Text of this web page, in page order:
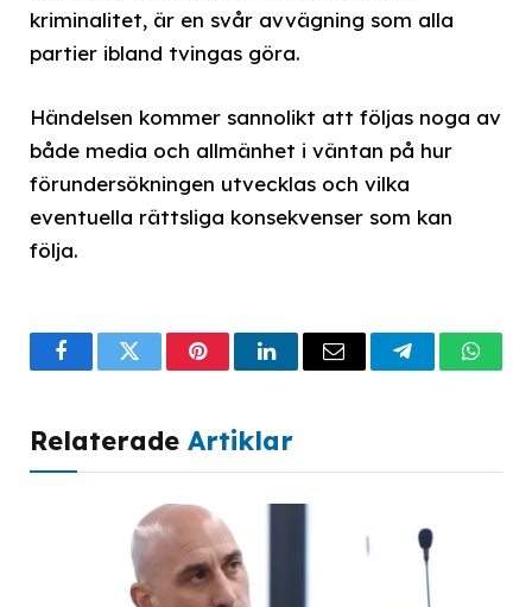
kriminalitet, är en svår avvägning som alla
partier ibland tvingas göra.
Händelsen kommer sannolikt att följas noga av
både media och allmänhet i väntan på hur
förundersökningen utvecklas och vilka
eventuella rättsliga konsekvenser som kan
följa.
FacebookTwitterPinterestLinkedInEmail Telegram
Relaterade Artiklar